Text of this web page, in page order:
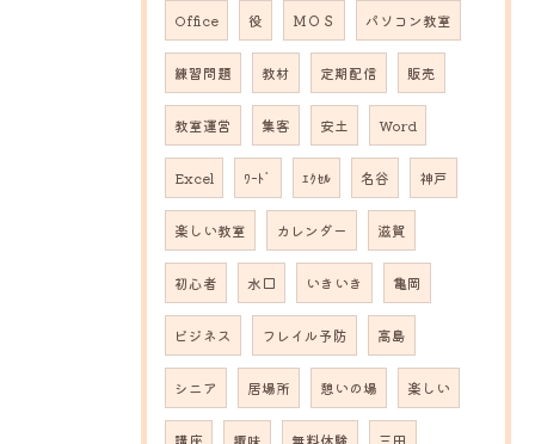
Office 役 ＭＯＳ パソコン教室
練習問題 教材 定期配信 販売
教室運営 集客 安土 Word
Excel ﾜｰﾄﾞ ｴｸｾﾙ 名谷 神戸
楽しい教室 カレンダー 滋賀
初心者 水口 いきいき 亀岡
ビジネス フレイル予防 高島
シニア 居場所 憩いの場 楽しい